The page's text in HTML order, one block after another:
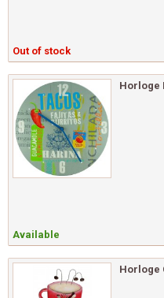
Out of stock
Horloge
Available
Horloge